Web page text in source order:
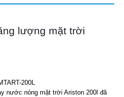
lượng mặt trời
200L
nước nóng mặt trời Ariston 200l đã